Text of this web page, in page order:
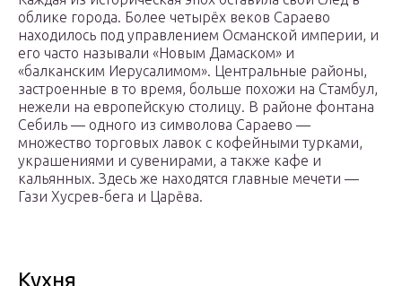
облике города. Более четырёх веков Сараево
находилось под управлением Османской империи, и
его часто называли «Новым Дамаском» и
«балканским Иерусалимом». Центральные районы,
застроенные в то время, больше похожи на Стамбул,
нежели на европейскую столицу. В районе фонтана
Себиль — одного из символова Сараево —
множество торговых лавок с кофейными турками,
украшениями и сувенирами, а также кафе и
кальянных. Здесь же находятся главные мечети —
Гази Хусрев-бега и Царёва.
Кухня